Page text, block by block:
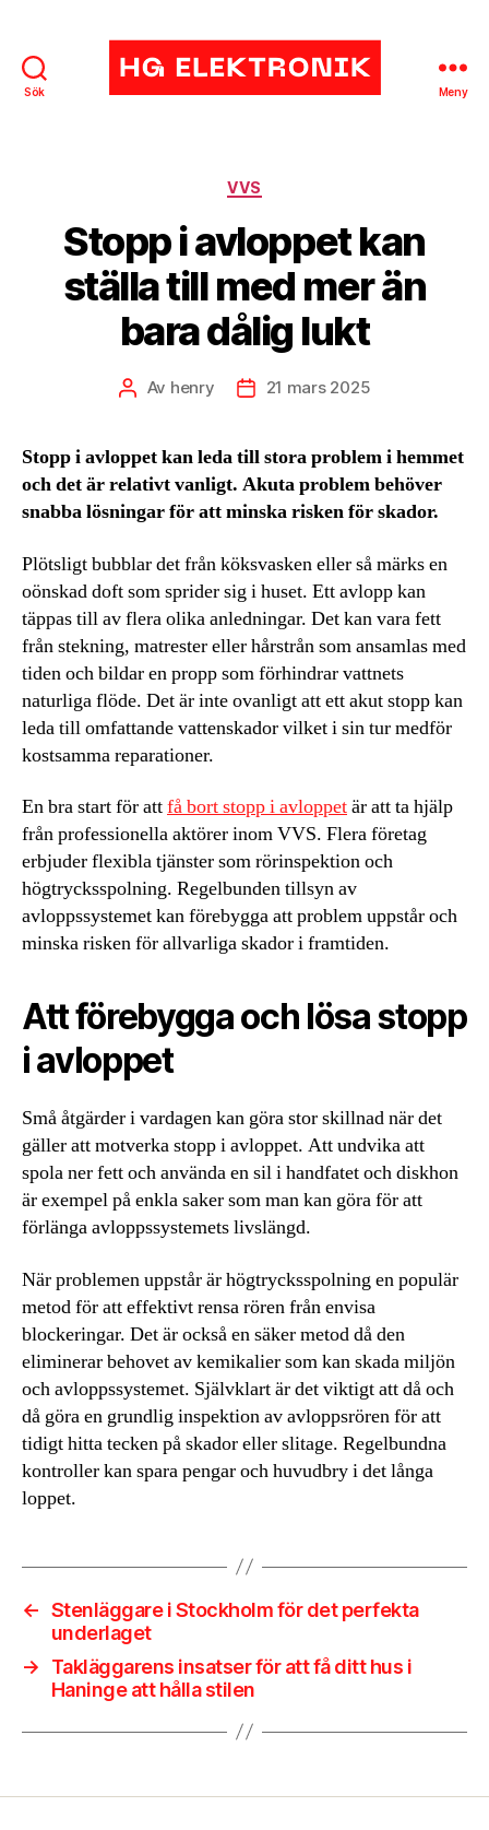
Sök Meny
Kategorier
VVS
Stopp i avloppet kan
ställa till med mer än
bara dålig lukt
Inläggsförfattare
Av henry Inläggsdatum
21 mars 2025
Stopp i avloppet kan leda till stora problem i hemmet
och det är relativt vanligt. Akuta problem behöver
snabba lösningar för att minska risken för skador.
Plötsligt bubblar det från köksvasken eller så märks en
oönskad doft som sprider sig i huset. Ett avlopp kan
täppas till av flera olika anledningar. Det kan vara fett
från stekning, matrester eller hårstrån som ansamlas med
tiden och bildar en propp som förhindrar vattnets
naturliga flöde. Det är inte ovanligt att ett akut stopp kan
leda till omfattande vattenskador vilket i sin tur medför
kostsamma reparationer.
En bra start för attfå bort stopp i avloppetär att ta hjälp
från professionella aktörer inom VVS. Flera företag
erbjuder flexibla tjänster som rörinspektion och
högtrycksspolning. Regelbunden tillsyn av
avloppssystemet kan förebygga att problem uppstår och
minska risken för allvarliga skador i framtiden.
Att förebygga och lösa stopp
i avloppet
Små åtgärder i vardagen kan göra stor skillnad när det
gäller att motverka stopp i avloppet. Att undvika att
spola ner fett och använda en sil i handfatet och diskhon
är exempel på enkla saker som man kan göra för att
förlänga avloppssystemets livslängd.
När problemen uppstår är högtrycksspolning en populär
metod för att effektivt rensa rören från envisa
blockeringar. Det är också en säker metod då den
eliminerar behovet av kemikalier som kan skada miljön
och avloppssystemet. Självklart är det viktigt att då och
då göra en grundlig inspektion av avloppsrören för att
tidigt hitta tecken på skador eller slitage. Regelbundna
kontroller kan spara pengar och huvudbry i det långa
loppet.
← Stenläggare i Stockholm för det perfekta
underlaget
→
Takläggarens insatser för att få ditt hus i
Haninge att hålla stilen